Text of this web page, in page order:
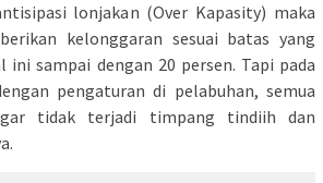
lonjakan (Over Kapasity) maka
kelonggaran sesuai batas yang
sampai dengan 20 persen. Tapi pada
pengaturan di pelabuhan, semua
tidak terjadi timpang tindiih dan